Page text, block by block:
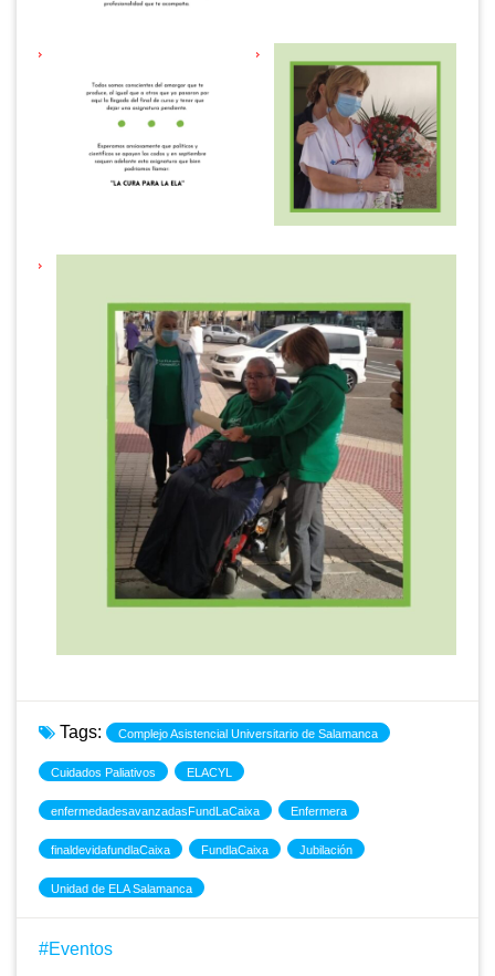
Tags: Complejo Asistencial Universitario de Salamanca
Cuidados Paliativos ELACYL
enfermedadesavanzadasFundLaCaixa Enfermera
finaldevidafundlaCaixa FundlaCaixa Jubilación
Unidad de ELA Salamanca
Eventos